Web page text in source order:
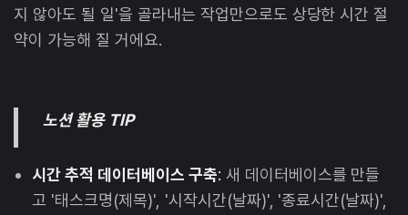
지 않아도 될 일'을 골라내는 작업만으로도 상당한 시간 절
약이 가능해 질 거에요.
노션 활용 TIP
시간 추적 데이터베이스 구축: 새 데이터베이스를 만들
고 '태스크명(제목)', '시작시간(날짜)', '종료시간(날짜)',